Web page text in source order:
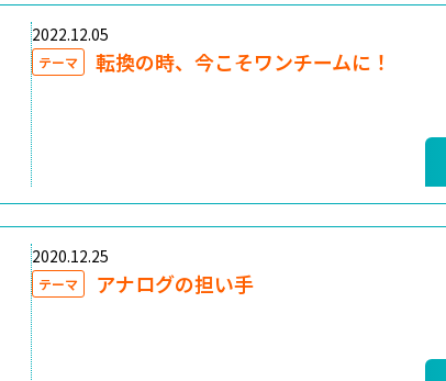
2022.12.05
テーマ 転換の時、今こそワンチームに！
2020.12.25
テーマ アナログの担い手